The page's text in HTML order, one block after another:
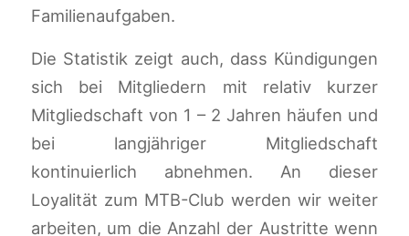
Familienaufgaben.
Die Statistik zeigt auch, dass Kündigungen
sich bei Mitgliedern mit relativ kurzer
Mitgliedschaft von 1 – 2 Jahren häufen und
bei langjähriger Mitgliedschaft
kontinuierlich abnehmen. An dieser
Loyalität zum MTB-Club werden wir weiter
arbeiten, um die Anzahl der Austritte wenn